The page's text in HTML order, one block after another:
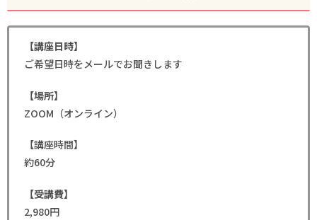
【講座日時】
ご希望日時をメールでお聞きします
【場所】
ZOOM（オンライン）
【講座時間】
約60分
【受講費】
2,980円